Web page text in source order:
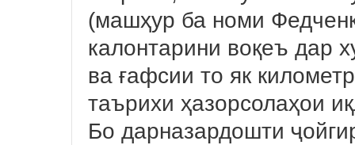
(машҳур ба номи
калонтарини воқеъ дар
ва ғафсии то як
таърихи ҳазорсолаҳои
Бо дарназардошти